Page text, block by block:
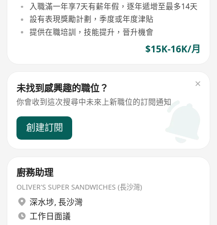
入職滿一年享7天有薪年假，逐年遞增至最多14天
設有表現獎勵計劃，季度或年度津貼
提供在職培訓，技能提升，晉升機會
$15K-16K/月
未找到感興趣的職位？
你會收到這次搜尋中未來上新職位的訂閱通知
創建訂閱
廚務助理
OLIVER'S SUPER SANDWICHES (長沙灣)
深水埗, 長沙灣
工作日面議